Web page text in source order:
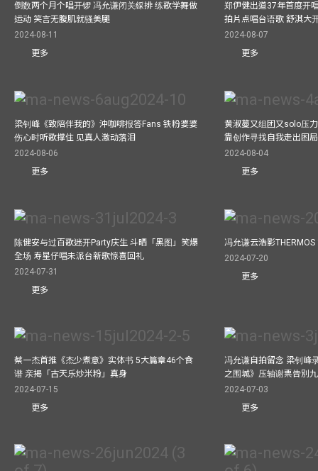
倒数两个月个唱开锣 冯允谦闭关綵排 练歌学舞做
运动 笑言无腹肌就骚美腿
2024-08-11
更多
郑伊健出道37年首度开
拍片点唱台语歌 舒淇大
2024-08-07
更多
梁钊峰《致陪伴我的》沖咖啡报答Fans 铁粉婆婆
伤心时听歌撑住 见真人激动落泪
2024-08-06
更多
黄淑蔓又组团又solo压
靠创作寻找自我走出困局
2024-08-04
更多
陈健安与过百歌迷开Party庆生 斗晒「黑图」笑爆
全场 寿星仔唱未派台新歌惊喜回礼
2024-07-31
更多
冯允谦云浩影
2024-07-20
更多
蔡一杰首推《杰少煮意》实体书 5大篇章46个食
谱 亲揭「古天乐炒米粉」真身
2024-07-15
更多
冯允谦自拍留念 梁钊峰
之围城》压轴谢票告別
2024-07-03
更多